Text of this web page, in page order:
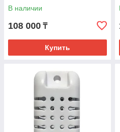
В наличии
108 000 ₸
Купить